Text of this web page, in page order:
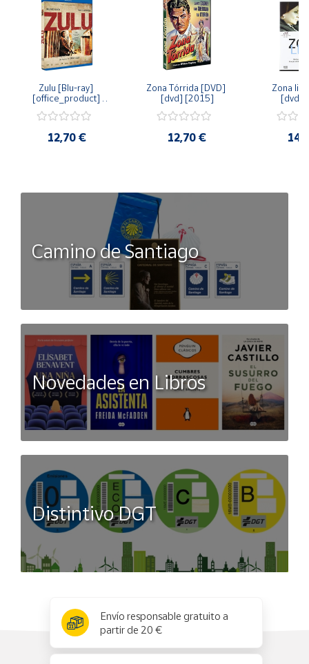
Zulu [Blu-ray]
[office_product]
12,70 €
Zona Tórrida [DVD]
[dvd] [2015]
12,70 €
Zona
[dvd]
Camino de Santiago
Novedades en Libros
Distintivo DGT
Envío responsable gratuito a
partir de 20 €